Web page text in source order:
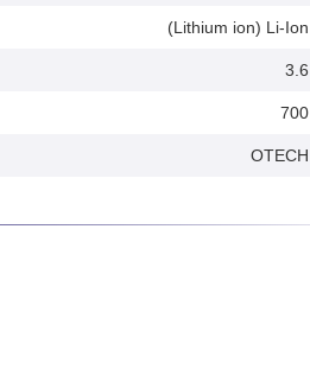
(Lithium ion) Li-Ion
3.6
700
OTECH